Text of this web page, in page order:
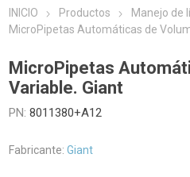
INICIO Productos Manejo de
MicroPipetas Automáticas de
MicroPipetas
Variable. Giant
PN: 8011380+A12
Fabricante: Giant